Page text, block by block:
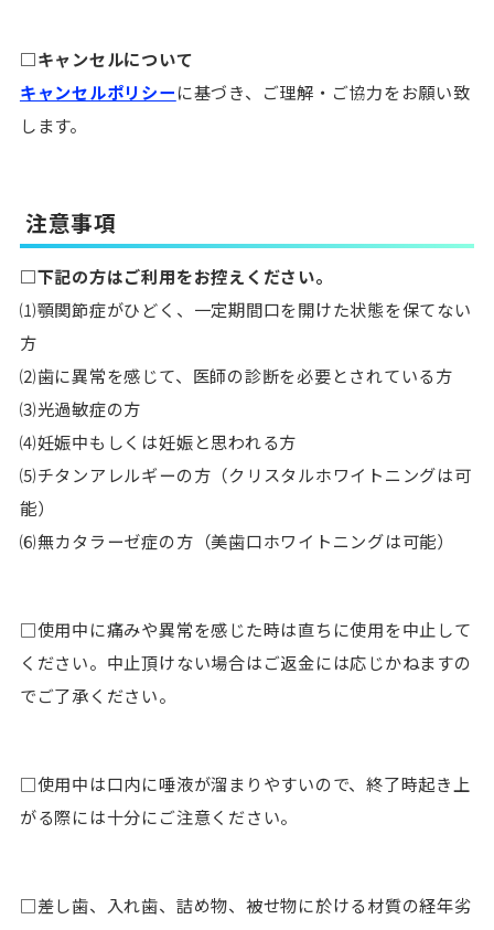
□キャンセルについて
キャンセルポリシーに基づき、ご理解・ご協力をお願い致
します。
注意事項
□下記の方はご利用をお控えください。
⑴顎関節症がひどく、一定期間口を開けた状態を保てない
方
⑵歯に異常を感じて、医師の診断を必要とされている方
⑶光過敏症の方
⑷妊娠中もしくは妊娠と思われる方
⑸チタンアレルギーの方（クリスタルホワイトニングは可
能）
⑹無カタラーゼ症の方（美歯口ホワイトニングは可能）
□使用中に痛みや異常を感じた時は直ちに使用を中止して
ください。中止頂けない場合はご返金には応じかねますの
でご了承ください。
□使用中は口内に唾液が溜まりやすいので、終了時起き上
がる際には十分にご注意ください。
□差し歯、入れ歯、詰め物、被せ物に於ける材質の経年劣